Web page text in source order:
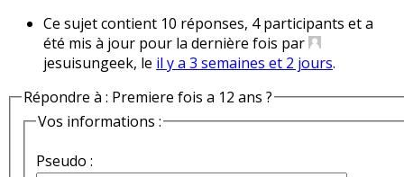
Ce sujet contient 10 réponses, 4 participants et a
été mis à jour pour la dernière fois par
jesuisungeek, le il y a 3 semaines et 2 jours.
Répondre à : Premiere fois a 12 ans ?
Vos informations :
Pseudo :